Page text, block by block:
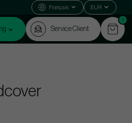
Français EUR
Service Client
0